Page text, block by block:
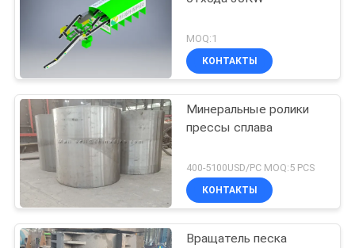
MOQ:1
КОНТАКТЫ
Минеральные ролики
прессы сплава
400-5100USD/PC MOQ:5 PCS
КОНТАКТЫ
Вращатель песка